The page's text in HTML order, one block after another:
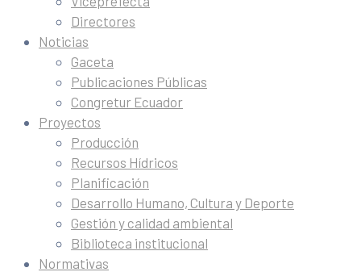
Directores
Noticias
Gaceta
Publicaciones Públicas
Congretur Ecuador
Proyectos
Producción
Recursos Hídricos
Planificación
Desarrollo Humano, Cultura y Deporte
Gestión y calidad ambiental
Biblioteca institucional
Normativas